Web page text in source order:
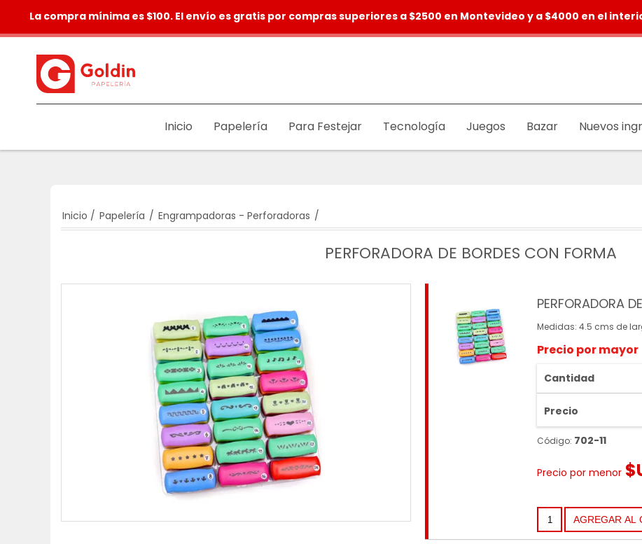
La compra mínima es $100. El envío es gratis por compras superiores a $2500 en Montevideo y a $4000 en el
Inicio Papelería Para Festejar Tecnología Juegos Bazar Nuevos
Inicio / Papelería / Engrampadoras - Perforadoras /
PERFORADORA DE BORDES CON FORMA
PERFORADORA
Medidas: 4.5 cms de
Precio por mayor
Cantidad
Precio
Código: 702-11
Precio por menor